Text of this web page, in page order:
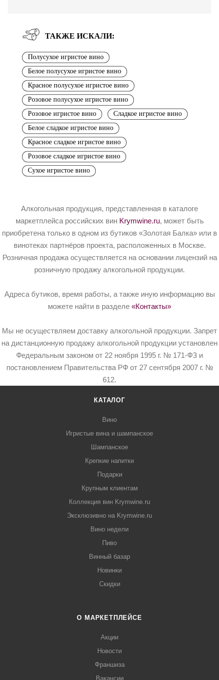
ТАКЖЕ ИСКАЛИ:
Полусухое игристое вино
Белое полусухое игристое вино
Красное полусухое игристое вино
Розовое полусухое игристое вино
Розовое игристое вино
Сладкое игристое вино
Белое сладкое игристое вино
Красное сладкое игристое вино
Розовое сладкое игристое вино
Сухое игристое вино
Алкогольная продукция, представленная в каталоге
маркетплейса российских вин Krymwine.ru, может быть
приобретена только в одном из бутиков «Золотая Балка» или в
винотеках партнёров проекта, расположенных в Москве.
Розничная продажа осуществляется на основании лицензий на
розничную продажу алкогольной продукции.
Адреса бутиков, время работы, а также иную информацию вы
можете найти в разделе «Контакты»
Мы не осуществляем доставку алкогольной продукции. Запрет
на дистанционную продажу алкогольной продукции установлен
Федеральным законом от 22 ноября 1995 г. № 171-ФЗ и
постановлением Правительства РФ от 27 сентября 2007 г. №
612.
КАТАЛОГ
Вино
Игристые вина и шампанское
Шампанское
Крепкие напитки
Подарки
Крупным клиентам
Коллекция вин Krymwine.ru
Эксклюзивно на Krymwine.ru
Вино недели
Пиво
Винный базар
Новинки
Скидки
О МАРКЕТПЛЕЙСЕ
Акции
Новости
Франшиза
Вакансии